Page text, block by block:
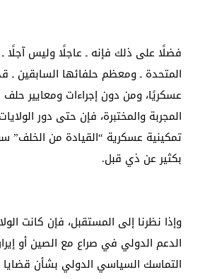
فضلًا على ذلك فإنه ـ عاجلًا وليس آجلًا
المتحدة ـ ومعظم حلفائها السابقين ـ
عسكريًا، ومن دون إجراءات ومعايير
المجربة والمختبرة، فإن حتى دور
تمكينية عسكرية “القيادة من الخلف”
بكثير عن ذي قبل.
وإذا نظرنا إلى المستقبل، فإن كانت
الدعم الدولي في صراع مع الصين أو
التماسك السياسي الدولي بشأن قضايا